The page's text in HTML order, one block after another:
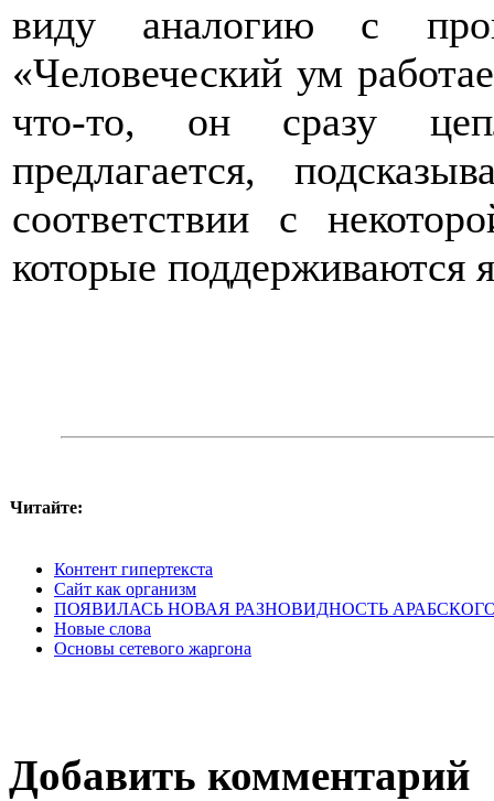
виду аналогию с
«Человеческий ум
что-то, он сразу
предлагается,
соответствии с
которые поддерживаются
Читайте:
Контент гипертекста
Сайт как организм
ПОЯВИЛАСЬ НОВАЯ РАЗНОВИДНОСТЬ
Новые слова
Основы сетевого жаргона
Добавить комментарий